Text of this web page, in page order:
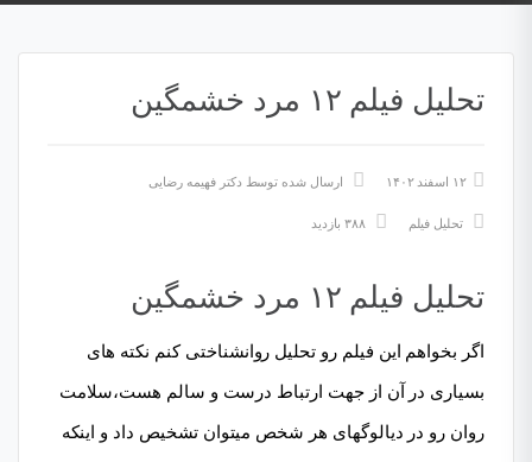
تحلیل فیلم ۱۲ مرد خشمگین
۱۲ اسفند ۱۴۰۲ ارسال شده توسط دکتر فهیمه رضایی
تحلیل فیلم
تحلیل فیلم ۱۲ مرد خشمگین
اگر بخواهم این فیلم رو تحلیل روانشناختی کنم نکته های
بسیاری در آن از جهت ارتباط درست و سالم هست،سلامت
روان رو در دیالوگهای هر شخص میتوان تشخیص داد و اینکه